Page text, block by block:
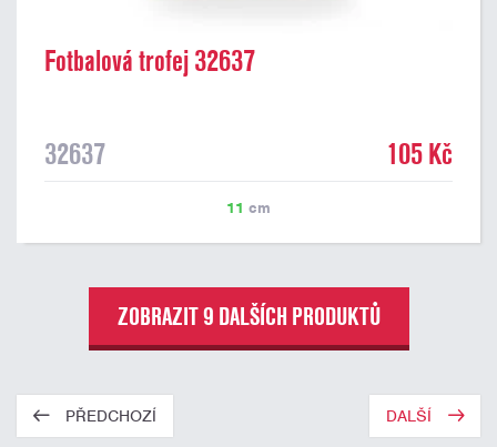
Fotbalová trofej 32637
32637 105 Kč
11 cm
ZOBRAZIT 9 DALŠÍCH PRODUKTŮ
PŘEDCHOZÍ DALŠÍ